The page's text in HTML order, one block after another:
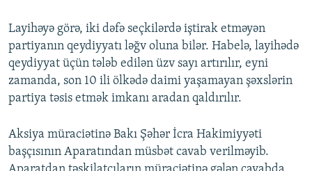
Layihəyə görə, iki dəfə seçkilərdə iştirak etməyən
partiyanın qeydiyyatı ləğv oluna bilər. Habelə, layihədə
qeydiyyat üçün tələb edilən üzv sayı artırılır, eyni
zamanda, son 10 ili ölkədə daimi yaşamayan şəxslərin
partiya təsis etmək imkanı aradan qaldırılır.
Aksiya müraciətinə Bakı Şəhər İcra Hakimiyyəti
başçısının Aparatından müsbət cavab verilməyib.